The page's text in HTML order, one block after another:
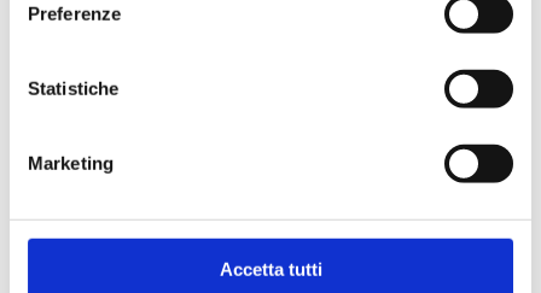
Preferenze
Statistiche
Marketing
Accetta tutti
dispositivi
Prezzo: € 40.00
Disponibile
Marca ‎ESET
Dimensioni del collo ‎19.8 x 14 x 1 cm
Numero modello articolo ‎106T21Y-R